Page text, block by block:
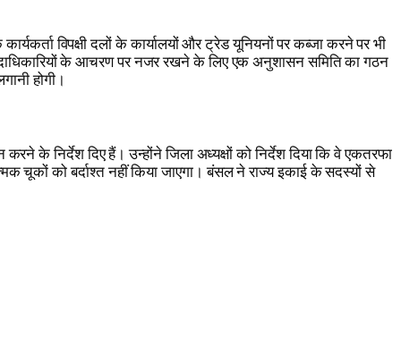
विपक्षी दलों के कार्यालयों और ट्रेड यूनियनों पर कब्जा करने पर भी
पदाधिकारियों के आचरण पर नजर रखने के लिए एक अनुशासन समिति का गठन
होगी।
के निर्देश दिए हैं। उन्होंने जिला अध्यक्षों को निर्देश दिया कि वे एकतरफा
चूकों को बर्दाश्त नहीं किया जाएगा। बंसल ने राज्य इकाई के सदस्यों से